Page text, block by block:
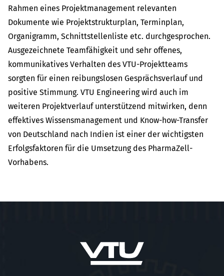
Rahmen eines Projektmanagement relevanten
Dokumente wie Projektstrukturplan, Terminplan,
Organigramm, Schnittstellenliste etc. durchgesprochen.
Ausgezeichnete Teamfähigkeit und sehr offenes,
kommunikatives Verhalten des VTU-Projektteams
sorgten für einen reibungslosen Gesprächsverlauf und
positive Stimmung. VTU Engineering wird auch im
weiteren Projektverlauf unterstützend mitwirken, denn
effektives Wissensmanagement und Know-how-Transfer
von Deutschland nach Indien ist einer der wichtigsten
Erfolgsfaktoren für die Umsetzung des PharmaZell-
Vorhabens.